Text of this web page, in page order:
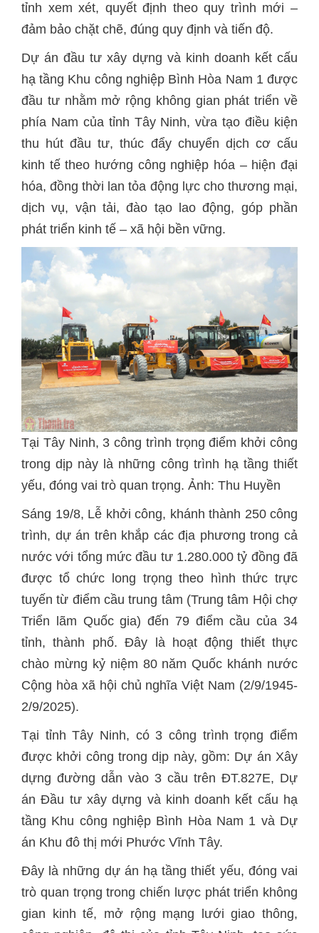
tỉnh xem xét, quyết định theo quy trình mới –
đảm bảo chặt chẽ, đúng quy định và tiến độ.
Dự án đầu tư xây dựng và kinh doanh kết cấu
hạ tầng Khu công nghiệp Bình Hòa Nam 1 được
đầu tư nhằm mở rộng không gian phát triển về
phía Nam của tỉnh Tây Ninh, vừa tạo điều kiện
thu hút đầu tư, thúc đẩy chuyển dịch cơ cấu
kinh tế theo hướng công nghiệp hóa – hiện đại
hóa, đồng thời lan tỏa động lực cho thương mại,
dịch vụ, vận tải, đào tạo lao động, góp phần
phát triển kinh tế – xã hội bền vững.
Tại Tây Ninh, 3 công trình trọng điểm khởi công
trong dịp này là những công trình hạ tầng thiết
yếu, đóng vai trò quan trọng. Ảnh: Thu Huyền
Sáng 19/8, Lễ khởi công, khánh thành 250 công
trình, dự án trên khắp các địa phương trong cả
nước với tổng mức đầu tư 1.280.000 tỷ đồng đã
được tổ chức long trọng theo hình thức trực
tuyến từ điểm cầu trung tâm (Trung tâm Hội chợ
Triển lãm Quốc gia) đến 79 điểm cầu của 34
tỉnh, thành phố. Đây là hoạt động thiết thực
chào mừng kỷ niệm 80 năm Quốc khánh nước
Cộng hòa xã hội chủ nghĩa Việt Nam (2/9/1945-
2/9/2025).
Tại tỉnh Tây Ninh, có 3 công trình trọng điểm
được khởi công trong dịp này, gồm: Dự án Xây
dựng đường dẫn vào 3 cầu trên ĐT.827E, Dự
án Đầu tư xây dựng và kinh doanh kết cấu hạ
tầng Khu công nghiệp Bình Hòa Nam 1 và Dự
án Khu đô thị mới Phước Vĩnh Tây.
Đây là những dự án hạ tầng thiết yếu, đóng vai
trò quan trọng trong chiến lược phát triển không
gian kinh tế, mở rộng mạng lưới giao thông,